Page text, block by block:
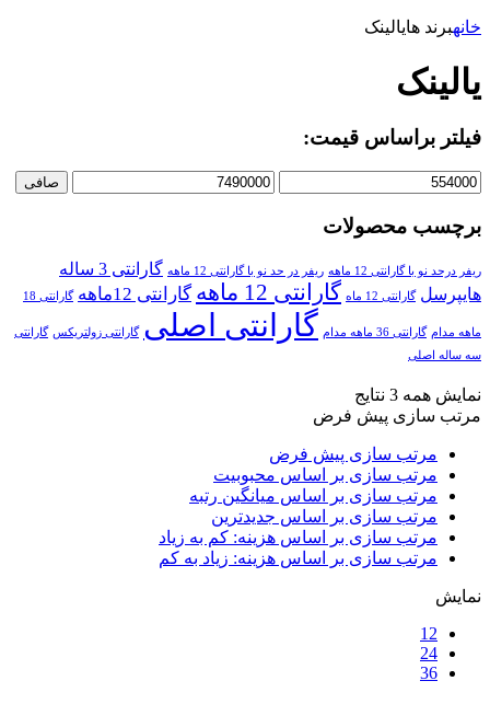
خانهبرند هایالینک
یالینک
فیلتر براساس قیمت:
صافی
برچسب محصولات
ریفر درحد نو با گارانتی 12 ماهه ریفر در حد نو با گارانتی 12 ماهه
گارانتی 3 ساله
هایپرسل گارانتی 12 ماه گارانتی 12 ماهه گارانتی 12ماهه گارانتی 18
ماهه مدام گارانتی 36 ماهه مدام گارانتی اصلی گارانتی زولتریکس گارانتی
سه ساله اصلی
نمایش همه 3 نتایج
مرتب سازی پیش فرض
مرتب سازی پیش فرض
مرتب سازی بر اساس محبوبیت
مرتب سازی بر اساس میانگین رتبه
مرتب سازی بر اساس جدیدترین
مرتب سازی بر اساس هزینه: کم به زیاد
مرتب سازی بر اساس هزینه: زیاد به کم
نمایش
12
24
36